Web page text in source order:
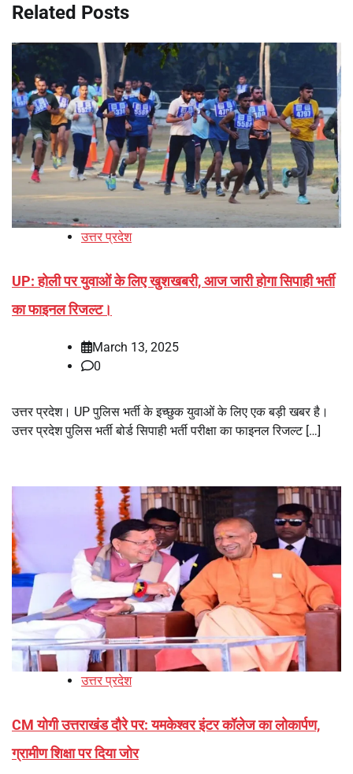
Related Posts
उत्तर प्रदेश
UP: होली पर युवाओं के लिए खुशखबरी, आज जारी होगा सिपाही भर्ती
का फाइनल रिजल्ट।
March 13, 2025
0
उत्तर प्रदेश। UP पुलिस भर्ती के इच्छुक युवाओं के लिए एक बड़ी खबर है।
उत्तर प्रदेश पुलिस भर्ती बोर्ड सिपाही भर्ती परीक्षा का फाइनल रिजल्ट […]
उत्तर प्रदेश
CM योगी उत्तराखंड दौरे पर: यमकेश्वर इंटर कॉलेज का लोकार्पण,
ग्रामीण शिक्षा पर दिया जोर